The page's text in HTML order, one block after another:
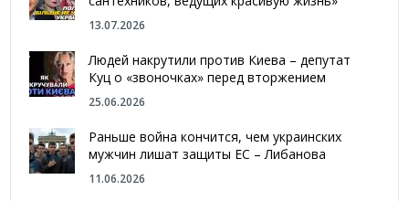
13.07.2026
Людей накрутили против Киева – депутат
Куц о «звоночках» перед вторжением
25.06.2026
Раньше война кончится, чем украинских
мужчин лишат защиты ЕС – Либанова
11.06.2026